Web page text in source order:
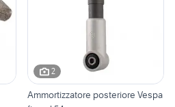
2
Ammortizzatore posteriore Vespa